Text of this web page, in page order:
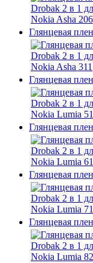
Глянцевая
Глянцевая
Глянцевая
Глянцевая
Глянцевая